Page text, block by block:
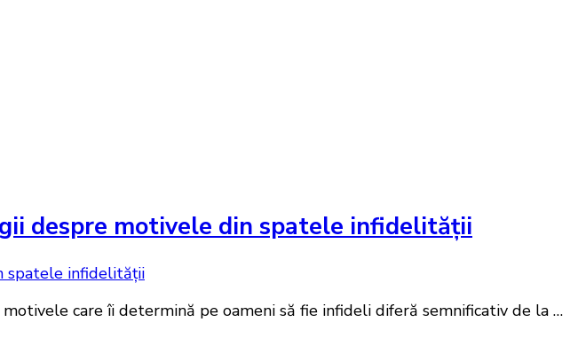
despre motivele din spatele infidelității
care îi determină pe oameni să fie infideli diferă semnificativ de la …